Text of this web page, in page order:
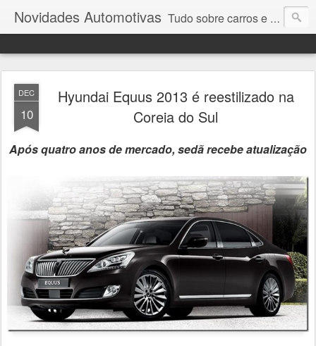
Novidades Automotivas Tudo sobre carros e motores
DEC
10
Hyundai Equus 2013 é reestilizado na
Coreia do Sul
Após quatro anos de mercado, sedã recebe atualização